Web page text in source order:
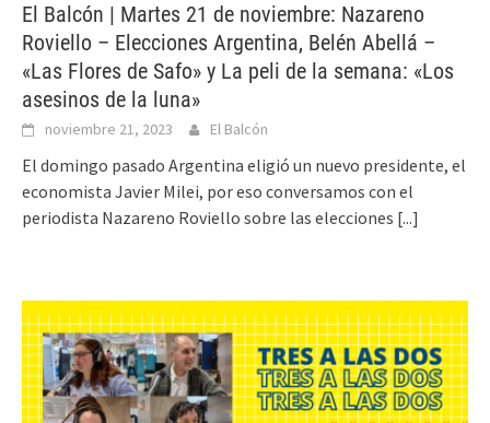
El Balcón | Martes 21 de noviembre: Nazareno
Roviello – Elecciones Argentina, Belén Abellá –
«Las Flores de Safo» y La peli de la semana: «Los
asesinos de la luna»
noviembre 21, 2023 El Balcón
El domingo pasado Argentina eligió un nuevo presidente, el
economista Javier Milei, por eso conversamos con el
periodista Nazareno Roviello sobre las elecciones [...]